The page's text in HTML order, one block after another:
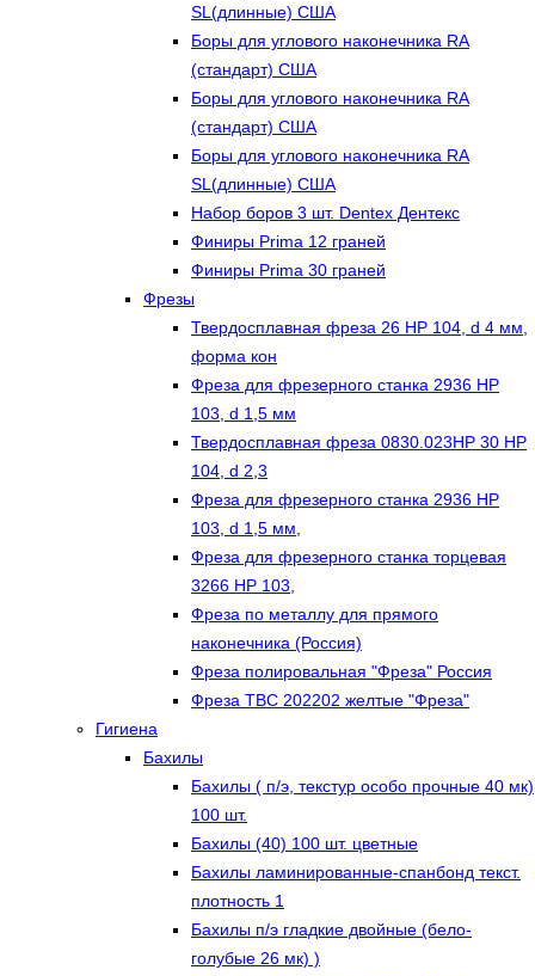
SL(длинные) CША
Боры для углового наконечника RA
(стандарт) США
Боры для углового наконечника RA
(стандарт) США
Боры для углового наконечника RA
SL(длинные) CША
Набор боров 3 шт. Dentex Дентекс
Финиры Prima 12 граней
Финиры Prima 30 граней
Фрезы
Твердосплавная фреза 26 HP 104, d 4 мм,
форма кон
Фреза для фрезерного станка 2936 HP
103, d 1,5 мм
Твердосплавная фреза 0830.023HP 30 HP
104, d 2,3
Фреза для фрезерного станка 2936 HP
103, d 1,5 мм,
Фреза для фрезерного станка торцевая
3266 HP 103,
Фреза по металлу для прямого
наконечника (Россия)
Фреза полировальная "Фреза" Россия
Фреза ТВС 202202 желтые "Фреза"
Гигиена
Бахилы
Бахилы ( п/э, текстур особо прочные 40 мк)
100 шт.
Бахилы (40) 100 шт. цветные
Бахилы ламинированные-спанбонд текст.
плотность 1
Бахилы п/э гладкие двойные (бело-
голубые 26 мк) )